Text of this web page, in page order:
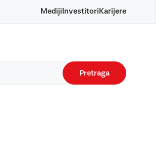
Mediji Investitori Karijere
Pretraga